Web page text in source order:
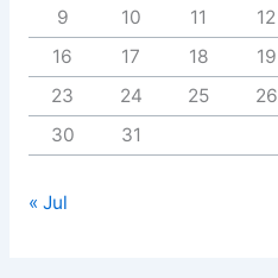
9
10 11 12
16
17 18 19
23
24 25 26
30
31
« Jul